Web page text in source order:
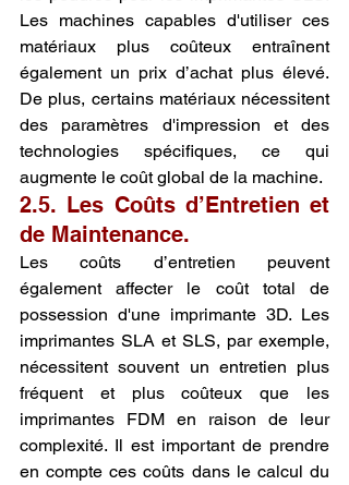
Les machines capables d'utiliser ces
matériaux plus coûteux entraînent
également un prix d’achat plus élevé.
De plus, certains matériaux nécessitent
des paramètres d'impression et des
technologies spécifiques, ce qui
augmente le coût global de la machine.
2.5. Les Coûts d’Entretien et
de Maintenance.
Les coûts d’entretien peuvent
également affecter le coût total de
possession d'une imprimante 3D. Les
imprimantes SLA et SLS, par exemple,
nécessitent souvent un entretien plus
fréquent et plus coûteux que les
imprimantes FDM en raison de leur
complexité. Il est important de prendre
en compte ces coûts dans le calcul du